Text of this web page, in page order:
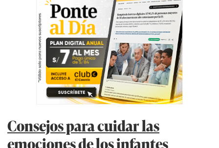
Consejos para cuidar las
emociones de los infantes